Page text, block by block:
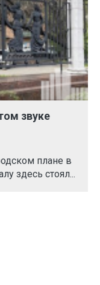
звуке
плане в
здесь стоял...